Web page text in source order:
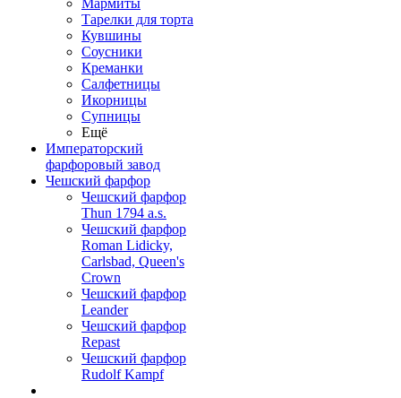
Мармиты
Тарелки для торта
Кувшины
Соусники
Креманки
Салфетницы
Икорницы
Супницы
Ещё
Императорский
фарфоровый завод
Чешский фарфор
Чешский фарфор
Thun 1794 a.s.
Чешский фарфор
Roman Lidicky,
Carlsbad, Queen's
Crown
Чешский фарфор
Leander
Чешский фарфор
Repast
Чешский фарфор
Rudolf Kampf